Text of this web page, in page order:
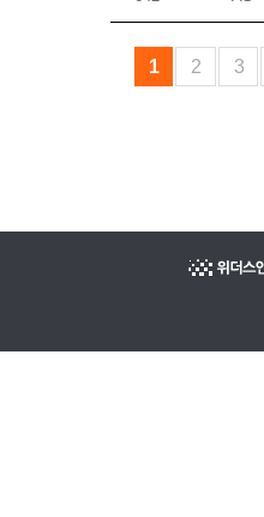
1 2 3